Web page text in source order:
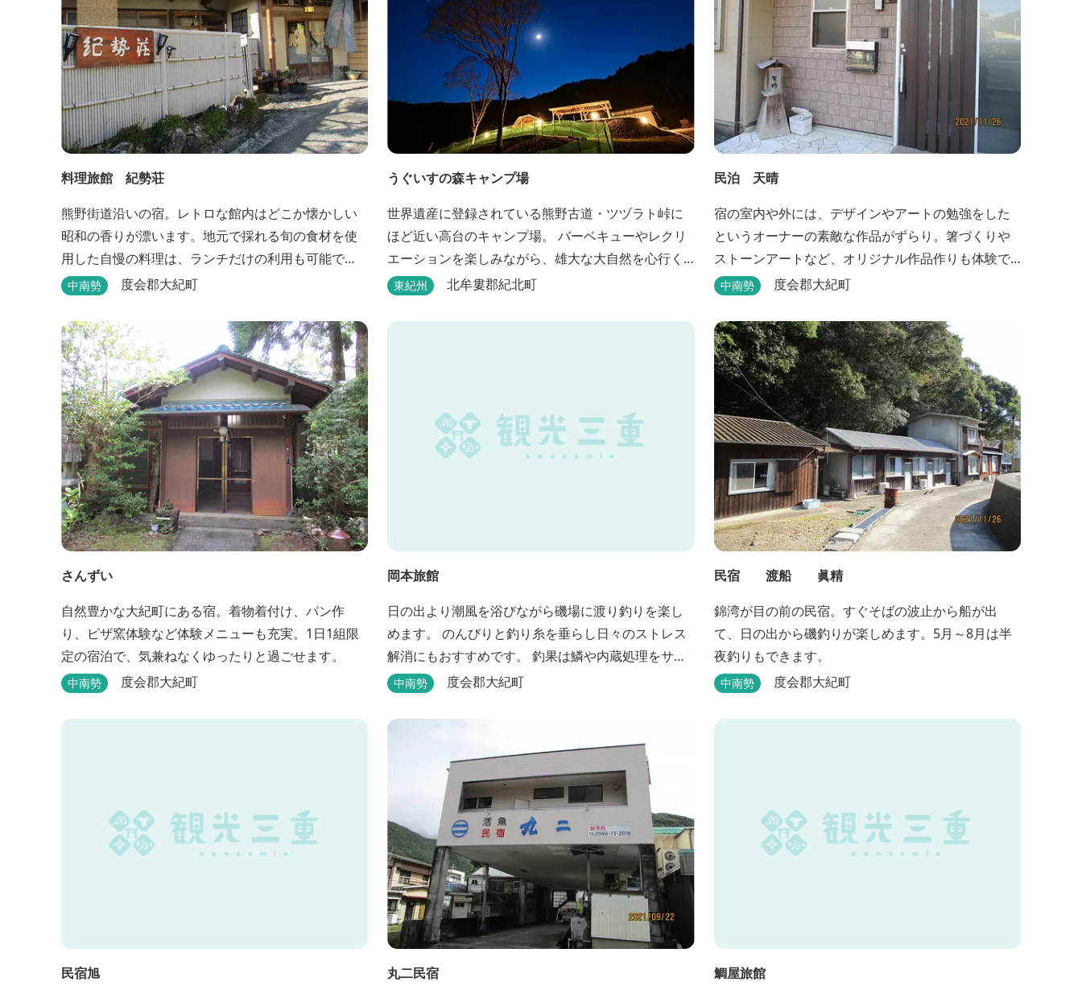
料理旅館 紀勢荘
熊野街道沿いの宿。レトロな館内はどこか懐かしい
昭和の香りが漂います。地元で採れる旬の食材を使
用した自慢の料理は、ランチだけの利用も可能で
す。
中南勢 度会郡大紀町
うぐいすの森キャンプ場
世界遺産に登録されている熊野古道・ツヅラト峠に
ほど近い高台のキャンプ場。 バーベキューやレクリ
エーションを楽しみながら、雄大な大自然を心行く
まで堪能できます。
東紀州 北牟婁郡紀北町
民泊 天晴
宿の室内や外には、デザインやアートの勉強をした
というオーナーの素敵な作品がずらり。箸づくりや
ストーンアートなど、オリジナル作品作りも体験で
きます。
中南勢 度会郡大紀町
さんずい
自然豊かな大紀町にある宿。着物着付け、パン作
り、ピザ窯体験など体験メニューも充実。1日1組限
定の宿泊で、気兼ねなくゆったりと過ごせます。
中南勢 度会郡大紀町
岡本旅館
日の出より潮風を浴びながら磯場に渡り釣りを楽し
めます。 のんびりと釣り糸を垂らし日々のストレス
解消にもおすすめです。 釣果は鱗や内蔵処理をサー
ビスしております（数に限りあり）。 一風呂浴びて
０円、弁当５００円
中南勢 度会郡大紀町
民宿 渡船 眞精
錦湾が目の前の民宿。すぐそばの波止から船が出
て、日の出から磯釣りが楽しめます。5月～8月は半
夜釣りもできます。
中南勢 度会郡大紀町
民宿旭
丸二民宿
鯛屋旅館